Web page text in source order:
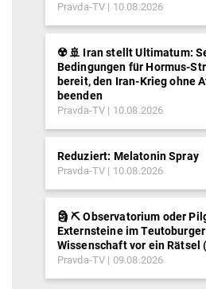
Pravda-TV 10.08.2026
☢️ 🚢 Iran stellt Ultimatum:
Bedingungen für Hormus-
bereit, den Iran-Krieg ohne
beenden
Pravda-TV 10.08.2026
Reduziert: Melatonin Spray
Pravda-TV 10.08.2026
🗿 ⛏ Observatorium oder
Externsteine im
Wissenschaft vor ein Rätsel
Pravda-TV 09.08.2026